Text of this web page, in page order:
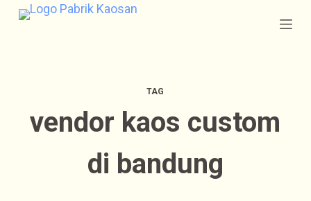
S
TAG
vendor kaos custom
di bandung